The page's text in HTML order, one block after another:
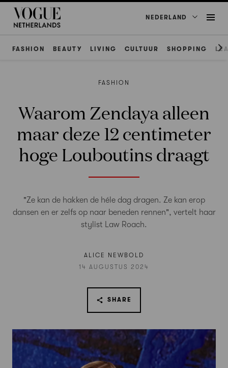
NEDERLAND
FASHION BEAUTY LIVING CULTUUR SHOPPING
FASHION
Waarom Zendaya alleen
maar deze 12 centimeter
hoge Louboutins draagt
"Ze kan de hakken de héle dag dragen. Ze kan erop
dansen en er zelfs op naar beneden rennen", vertelt haar
stylist Law Roach.
ALICE NEWBOLD
14 AUGUSTUS 2024
SHARE